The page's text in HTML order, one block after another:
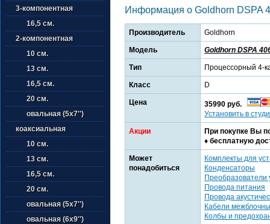
3-компонентная
16,5 см.
2-компонентная
10 см.
13 см.
16,5 см.
20 см.
овальная (5х7'')
коаксиальная
10 см.
13 см.
16,5 см.
20 см.
овальная (5х7'')
овальная (6х9'')
Информация о Goldhorn DSPA
Производитель Goldhorn
Модель Goldhorn DSPA
Тип Процессорный 4-
Класс D
Цена
35990 руб.
Установить в
Акции
При покупке Вы
♦ бесплатную
Может
понадобиться
Комплекты для
Конденсаторы
Преобразователи
Провода питания
Провода
Кабели
Колбы и